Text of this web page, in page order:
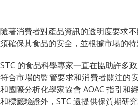
隨著消費者對產品資訊的透明度要求
須確保其食品的安全，並根據市場的
STC 的食品科學專家一直在協助許多
符合市場的監管要求和消費者關注的
和國際分析化學家協會 AOAC 指引和
和標籤驗證外，STC 還提供保質期研